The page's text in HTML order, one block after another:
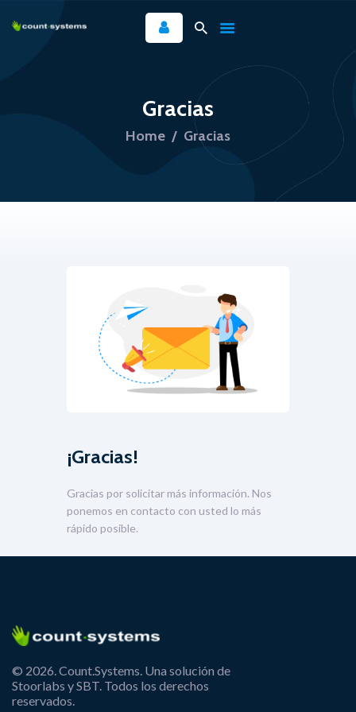
Gracias
Home Gracias
NOSOTROS
¡Gracias!
Gracias por solicitar más información. Nos
ponemos en contacto con usted lo más
rápido posible.
© 2026. Count.Systems. Una solución de
Stoorlabs y SBT. Todos los derechos
reservados.